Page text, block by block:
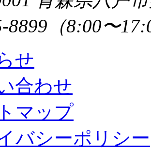
8899（8:00〜
せ
合わせ
マップ
バシーポリシー